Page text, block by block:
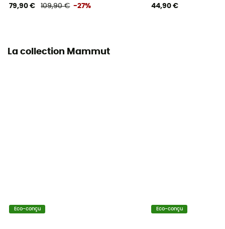
79,90 € 109,90 € -27% 44,90 €
La collection Mammut
Eco-conçu Eco-conçu